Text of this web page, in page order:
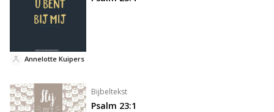
Annelotte Kuipers
Bijbeltekst
Psalm 23:1